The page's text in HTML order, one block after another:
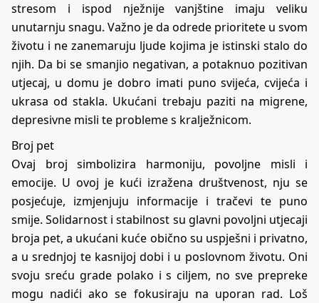
stresom i ispod nježnije vanjštine imaju veliku
unutarnju snagu. Važno je da odrede prioritete u svom
životu i ne zanemaruju ljude kojima je istinski stalo do
njih. Da bi se smanjio negativan, a potaknuo pozitivan
utjecaj, u domu je dobro imati puno svijeća, cvijeća i
ukrasa od stakla. Ukućani trebaju paziti na migrene,
depresivne misli te probleme s kralježnicom.
Broj pet
Ovaj broj simbolizira harmoniju, povoljne misli i
emocije. U ovoj je kući izražena društvenost, nju se
posjećuje, izmjenjuju informacije i tračevi te puno
smije. Solidarnost i stabilnost su glavni povoljni utjecaji
broja pet, a ukućani kuće obično su uspješni i privatno,
a u srednjoj te kasnijoj dobi i u poslovnom životu. Oni
svoju sreću grade polako i s ciljem, no sve prepreke
mogu nadići ako se fokusiraju na uporan rad. Loš